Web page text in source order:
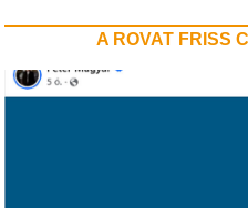
A ROVAT FRISS